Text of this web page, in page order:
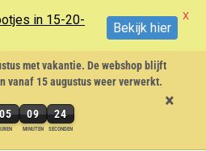
met vakantie. De webshop blijft
vanaf 15 augustus weer verwerkt.
05
UREN
09
MINUTEN
23
SECONDEN
×
in 15-20-
Bekijk hier
X